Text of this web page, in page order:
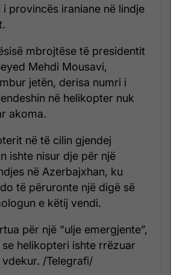
provincës iraniane në lindje
mbrojtëse të presidentit
Mehdi Mousavi,
jetën, derisa numri i
në helikopter nuk
akoma.
në të cilin gjendej
ishte nisur dje për një
në Azerbajxhan, ku
të përuronte një digë së
e këtij vendi.
për një “ulje emergjente”,
helikopteri ishte rrëzuar
/Telegrafi/